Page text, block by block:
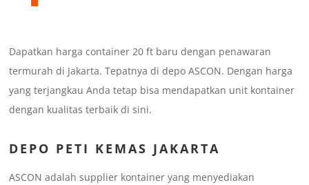
Dapatkan harga container 20 ft baru dengan penawaran
termurah di Jakarta. Tepatnya di depo ASCON. Dengan harga
yang terjangkau Anda tetap bisa mendapatkan unit kontainer
dengan kualitas terbaik di sini.
DEPO PETI KEMAS JAKARTA
ASCON adalah supplier kontainer yang menyediakan